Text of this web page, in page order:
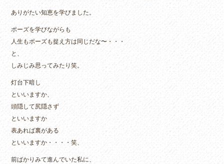
ありがたい知恵を学びました。
ポーズを学びながらも
人生もポーズも捉え方は同じだな〜・・・
と、
しみじみ思ってみたり笑。
灯台下暗し
といいますか、
頭隠して尻隠さず
といいますか
表あれば裏がある
といいますか・・・・笑、
前ばかりみて進んでいた私に、